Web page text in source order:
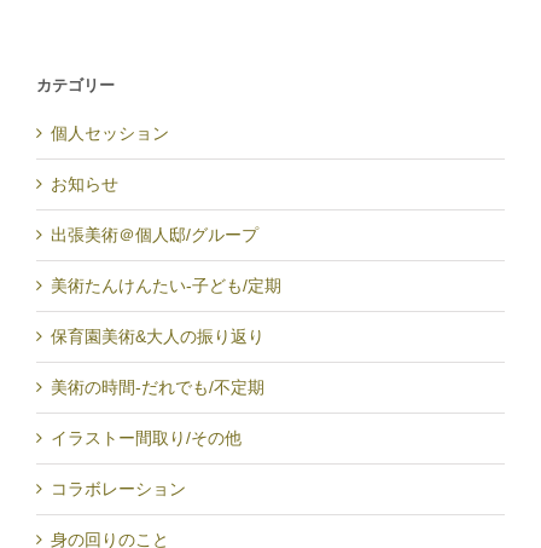
カテゴリー
個人セッション
お知らせ
出張美術＠個人邸/グループ
美術たんけんたい-子ども/定期
保育園美術&大人の振り返り
美術の時間-だれでも/不定期
イラストー間取り/その他
コラボレーション
身の回りのこと